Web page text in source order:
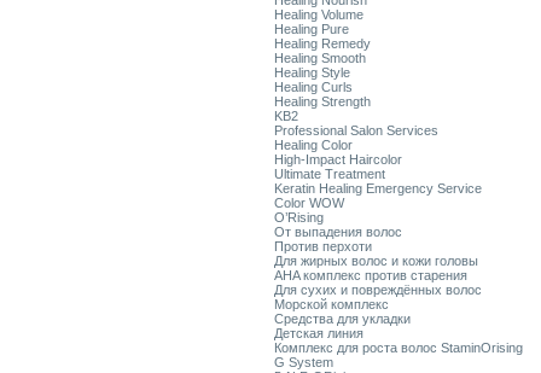
Healing Volume
Healing Pure
Healing Remedy
Healing Smooth
Healing Style
Healing Curls
Healing Strength
KB2
Professional Salon Services
Healing Color
High-Impact Haircolor
Ultimate Treatment
Keratin Healing Emergency Service
Color WOW
O’Rising
От выпадения волос
Против перхоти
Для жирных волос и кожи головы
AHA комплекс против старения
Для сухих и повреждённых волос
Морской комплекс
Средства для укладки
Детская линия
Комплекс для роста волос StaminOrising
G System